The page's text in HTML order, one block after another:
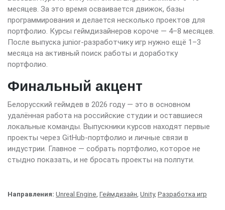
месяцев. За это время осваивается движок, базы
программирования и делается несколько проектов для
портфолио. Курсы геймдизайнеров короче — 4–8 месяцев.
После выпуска junior-разработчику игр нужно ещё 1–3
месяца на активный поиск работы и доработку
портфолио.
Финальный акцент
Белорусский геймдев в 2026 году — это в основном
удалённая работа на российские студии и оставшиеся
локальные команды. Выпускники курсов находят первые
проекты через GitHub-портфолио и личные связи в
индустрии. Главное — собрать портфолио, которое не
стыдно показать, и не бросать проекты на полпути.
Направления: Unreal Engine, Геймдизайн, Unity, Разработка игр